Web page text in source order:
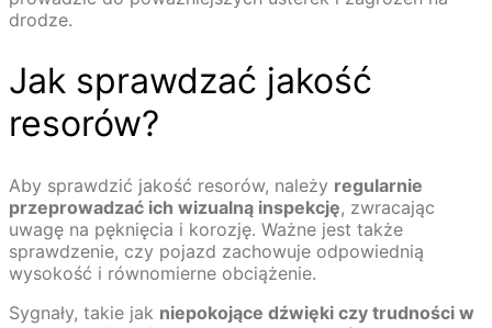
drodze.
Jak sprawdzać jakość
resorów?
Aby sprawdzić jakość resorów, należy regularnie
przeprowadzać ich wizualną inspekcję, zwracając
uwagę na pęknięcia i korozję. Ważne jest także
sprawdzenie, czy pojazd zachowuje odpowiednią
wysokość i równomierne obciążenie.
Sygnały, takie jak niepokojące dźwięki czy trudności w